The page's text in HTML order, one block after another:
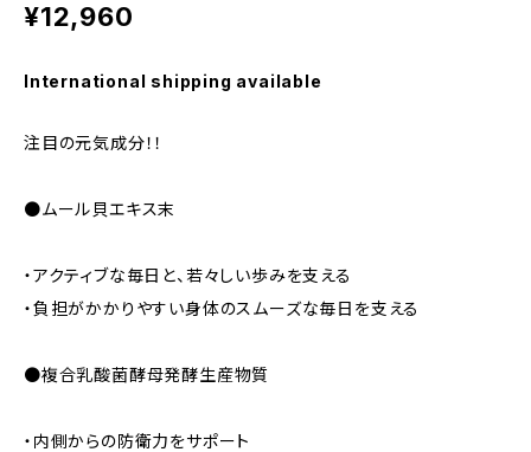
¥12,960
International shipping available
注目の元気成分！！
●ムール貝エキス末
・アクティブな毎日と、若々しい歩みを支える
・負担がかかりやすい身体のスムーズな毎日を支える
●複合乳酸菌酵母発酵生産物質
・内側からの防衛力をサポート